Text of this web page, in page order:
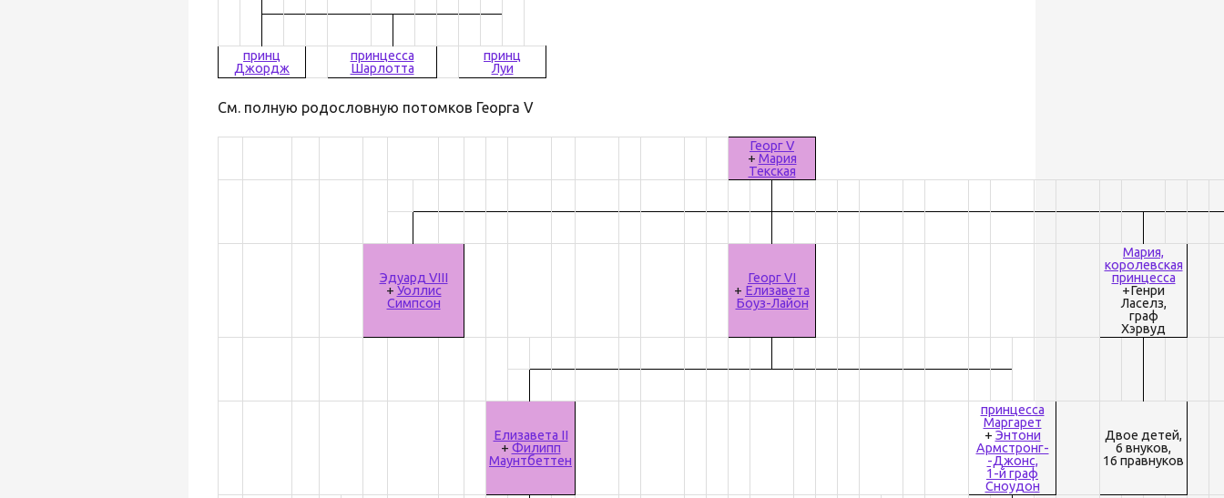
принц
Джордж
принцесса
Шарлотта
принц
Луи
См. полную родословную потомков Георга V
Георг V
+ Мария
Текская
Эдуард VIII
+ Уоллис
Симпсон
Георг VI
+ Елизавета
Боуз-Лайон
Мария,
королевская
принцесса
+Генри
Ласелз,
граф
Хэрвуд
Елизавета II
+ Филипп
Маунтбеттен
принцесса
Маргарет
+ Энтони
Армстронг-
-Джонс,
1-й граф
Сноудон
Двое детей,
6 внуков,
16 правнуков